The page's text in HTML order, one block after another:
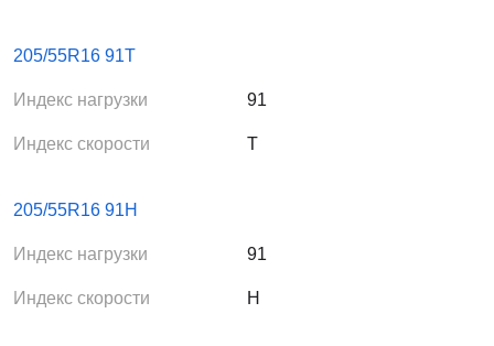
205/55R16 91T
Индекс нагрузки 91
Индекс скорости T
205/55R16 91H
Индекс нагрузки 91
Индекс скорости H